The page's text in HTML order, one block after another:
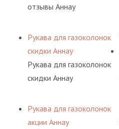
отзывы Аннау
Рукава для газоколонок
скидки Аннау
Рукава для газоколонок
скидки Аннау
Рукава для газоколонок
акции Аннау